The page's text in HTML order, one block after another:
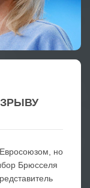
но
Брюсселя